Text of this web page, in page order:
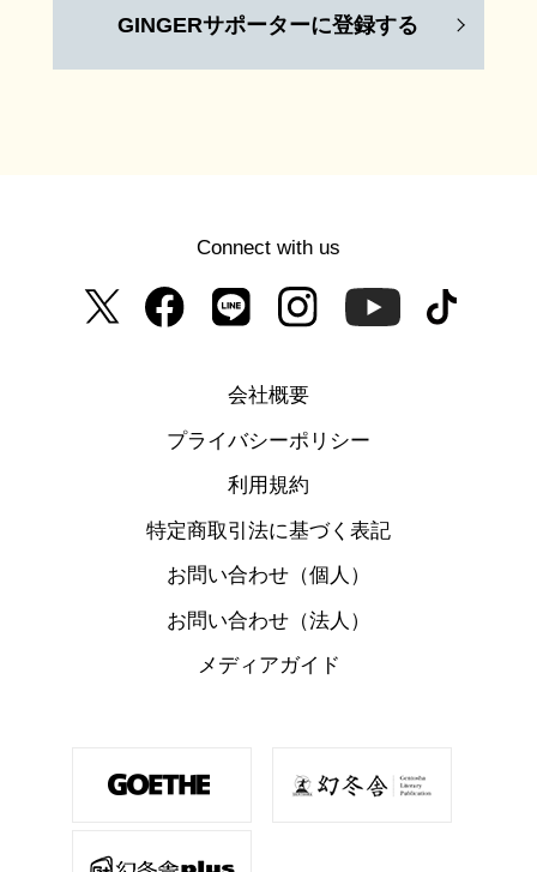
GINGERサポーターに登録する
Connect with us
会社概要
プライバシーポリシー
利用規約
特定商取引法に基づく表記
お問い合わせ（個人）
お問い合わせ（法人）
メディアガイド